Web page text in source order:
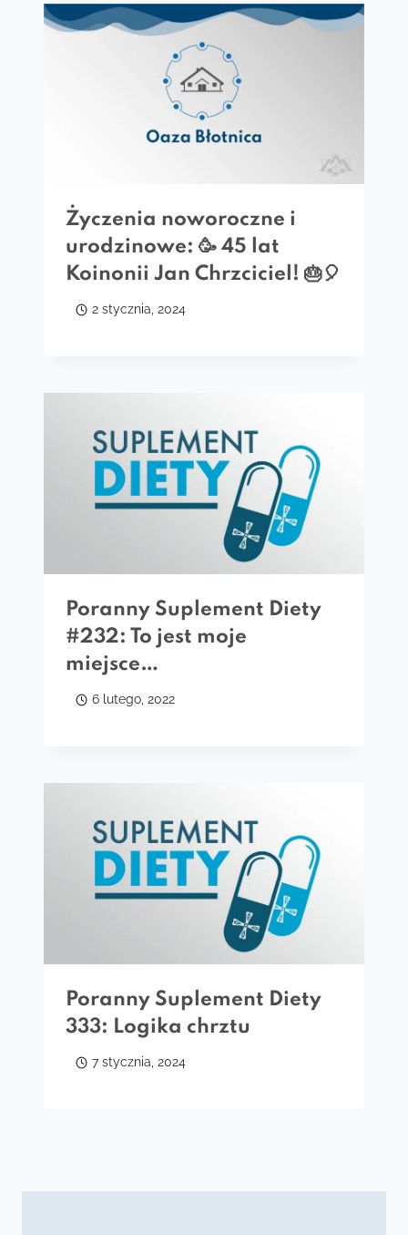
Życzenia noworoczne i
urodzinowe: 🥳 45 lat
Koinonii Jan Chrzciciel! 🎂🎈
2 stycznia, 2024
Poranny Suplement Diety
#232: To jest moje
miejsce…
6 lutego, 2022
Poranny Suplement Diety
333: Logika chrztu
7 stycznia, 2024